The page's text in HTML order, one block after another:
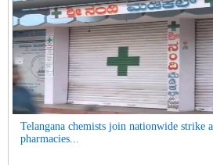
Telangana chemists join nationwide strike
pharmacies...